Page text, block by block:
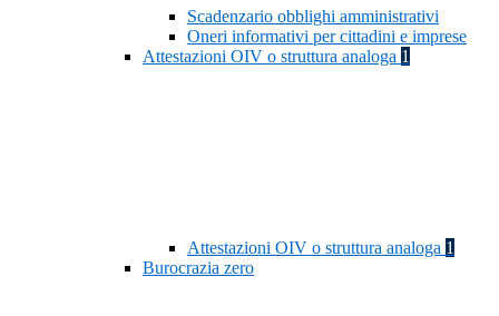
Scadenzario obblighi amministrativi
Oneri informativi per cittadini e imprese
Attestazioni OIV o struttura analoga 1
Attestazioni OIV o struttura analoga 1
Burocrazia zero